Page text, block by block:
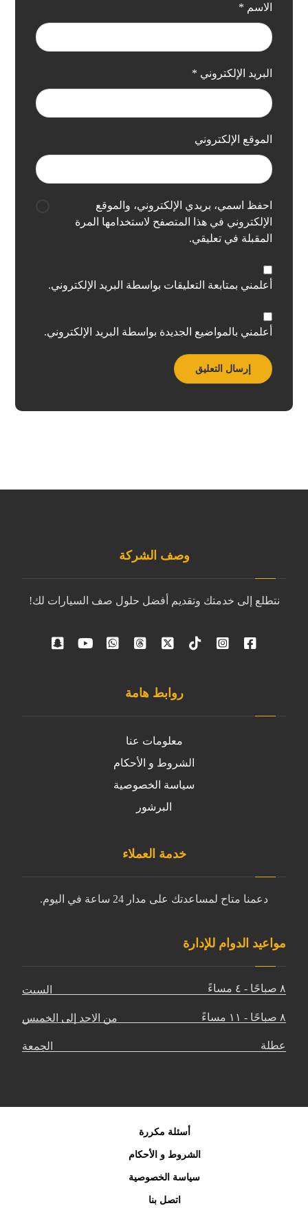
الاسم *
البريد الإلكتروني *
الموقع الإلكتروني
احفظ اسمي، بريدي الإلكتروني، والموقع
الإلكتروني في هذا المتصفح لاستخدامها المرة
المقبلة في تعليقي.
أعلمني بمتابعة التعليقات بواسطة البريد الإلكتروني.
أعلمني بالمواضيع الجديدة بواسطة البريد الإلكتروني.
وصف الشركة
نتطلع إلى خدمتك وتقديم أفضل حلول صف السيارات لك!
روابط هامة
معلومات عنا
الشروط و الأحكام
سياسة الخصوصية
البرشور
خدمة العملاء
دعمنا متاح لمساعدتك على مدار 24 ساعة في اليوم.
مواعيد الدوام للإدارة
السبت ٨ صباحًا - ٤ مساءً
من الاحد إلى الخميس ٨ صباحًا - ١١ مساءً
الجمعة عطلة
أسئلة مكررة
الشروط و الأحكام
سياسة الخصوصية
اتصل بنا